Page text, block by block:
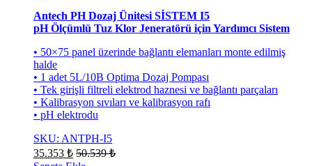
Antech PH Dozaj Ünitesi SİSTEM I5
pH Ölçümlü Tuz Klor Jeneratörü için Yardımcı Sistem
• 50×75 panel üzerinde bağlantı elemanları monte edilmiş
halde
• 1 adet 5L/10B Optima Dozaj Pompası
• Tek girişli filtreli elektrod haznesi ve bağlantı parçaları
• Kalibrasyon sıvıları ve kalibrasyon rafı
• pH elektrodu
SKU: ANTPH-I5
35.353 ₺ 50.539₺